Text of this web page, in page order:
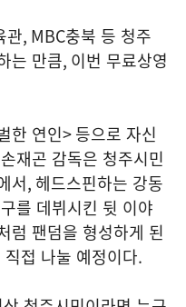
관, MBC충북 등 청주
는 만큼, 이번 무료상영
한 연인>등으로 자신
재곤 감독은 청주시민
서, 헤드스핀하는 강동
를 데뷔시킨 뒷 이야
럼 팬덤을 형성하게 된
접 나눌 예정이다.